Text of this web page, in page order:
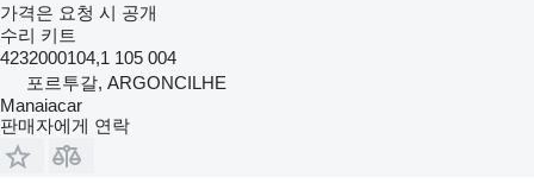
가격은 요청 시 공개
수리 키트
4232000104,1 105 004
포르투갈, ARGONCILHE
Manaiacar
판매자에게 연락